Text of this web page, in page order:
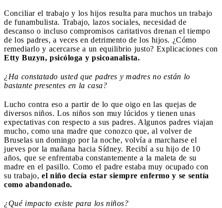
Conciliar el trabajo y los hijos resulta para muchos un trabajo
de funambulista. Trabajo, lazos sociales, necesidad de
descanso o incluso compromisos caritativos drenan el tiempo
de los padres, a veces en detrimento de los hijos. ¿Cómo
remediarlo y acercarse a un equilibrio justo? Explicaciones con
Etty Buzyn, psicóloga y psicoanalista.
¿Ha constatado usted que padres y madres no están lo
bastante presentes en la casa?
Lucho contra eso a partir de lo que oigo en las quejas de
diversos niños. Los niños son muy lúcidos y tienen unas
expectativas con respecto a sus padres. Algunos padres viajan
mucho, como una madre que conozco que, al volver de
Bruselas un domingo por la noche, volvía a marcharse el
jueves por la mañana hacia Sídney. Recibí a su hijo de 10
años, que se enfrentaba constantemente a la maleta de su
madre en el pasillo. Como el padre estaba muy ocupado con
su trabajo, el niño decía estar siempre enfermo y se sentía
como abandonado.
¿Qué impacto existe para los niños?